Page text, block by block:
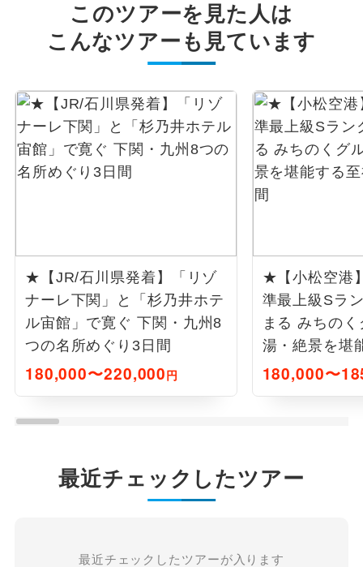
このツアーを見た人は
こんなツアーも見ています
★【JR/石川県発着】「リゾ
ナーレ下関」と「杉乃井ホテ
ル宙館」で寛ぐ 下関・九州8
つの名所めぐり3日間
180,000〜220,000円
★【小松空港
準最上級Sラ
まる みちの
湯・絶景を堪
北旅4日間
180,000〜
最近チェックしたツアー
最近チェックしたツアーが入ります